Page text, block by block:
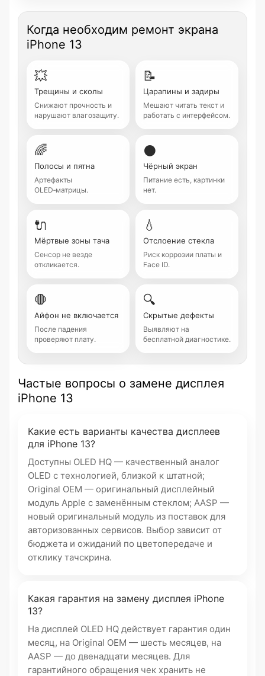
Когда необходим ремонт экрана
iPhone 13
💥
Трещины и сколы
Снижают прочность и
нарушают влагозащиту.
📝
Царапины и задиры
Мешают читать текст и
работать с интерфейсом.
🌈
Полосы и пятна
Артефакты
OLED‑матрицы.
⚫
Чёрный экран
Питание есть, картинки
нет.
🔌
Мёртвые зоны тача
Сенсор не везде
откликается.
💧
Отслоение стекла
Риск коррозии платы и
Face ID.
🛑
Айфон не включается
После падения
проверяют плату.
🔍
Скрытые дефекты
Выявляют на
бесплатной диагностике.
Частые вопросы о замене дисплея
iPhone 13
Какие есть варианты качества дисплеев
для iPhone 13?
Доступны OLED HQ — качественный аналог
OLED с технологией, близкой к штатной;
Original OEM — оригинальный дисплейный
модуль Apple с заменённым стеклом; AASP —
новый оригинальный модуль из поставок для
авторизованных сервисов. Выбор зависит от
бюджета и ожиданий по цветопередаче и
отклику тачскрина.
Какая гарантия на замену дисплея iPhone
13?
На дисплей OLED HQ действует гарантия один
месяц, на Original OEM — шесть месяцев, на
AASP — до двенадцати месяцев. Для
гарантийного обращения чек хранить не